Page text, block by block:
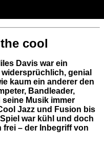
cool
Davis war ein
genial
kaum ein anderer den
Bandleader,
Musik immer
Jazz und Fusion bis
war kühl und doch
– der Inbegriff von